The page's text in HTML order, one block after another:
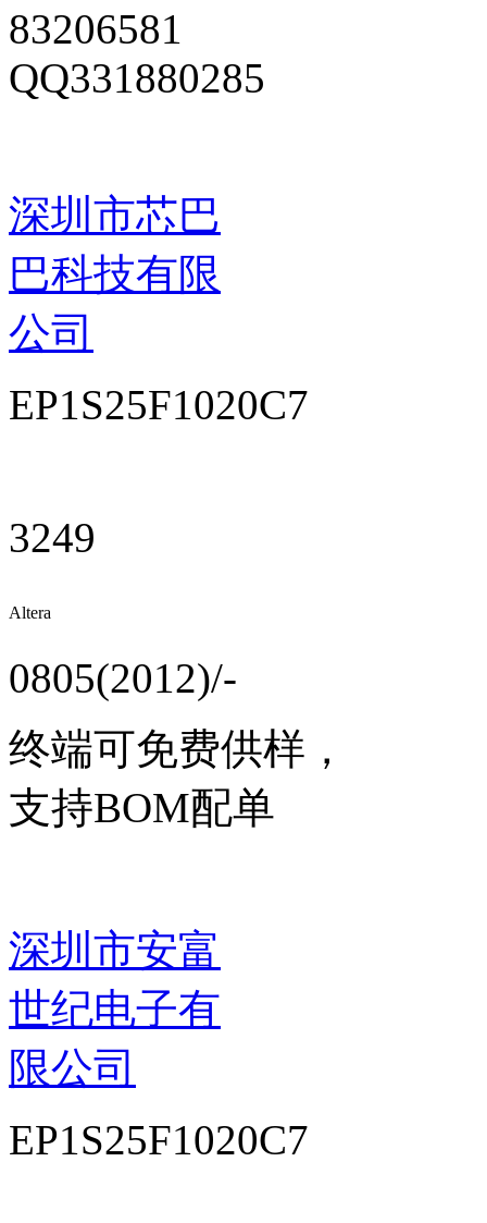
83206581
QQ331880285
深圳市芯巴
巴科技有限
公司
EP1S25F1020C7
3249
Altera
0805(2012)/-
终端可免费供样，
支持BOM配单
深圳市安富
世纪电子有
限公司
EP1S25F1020C7